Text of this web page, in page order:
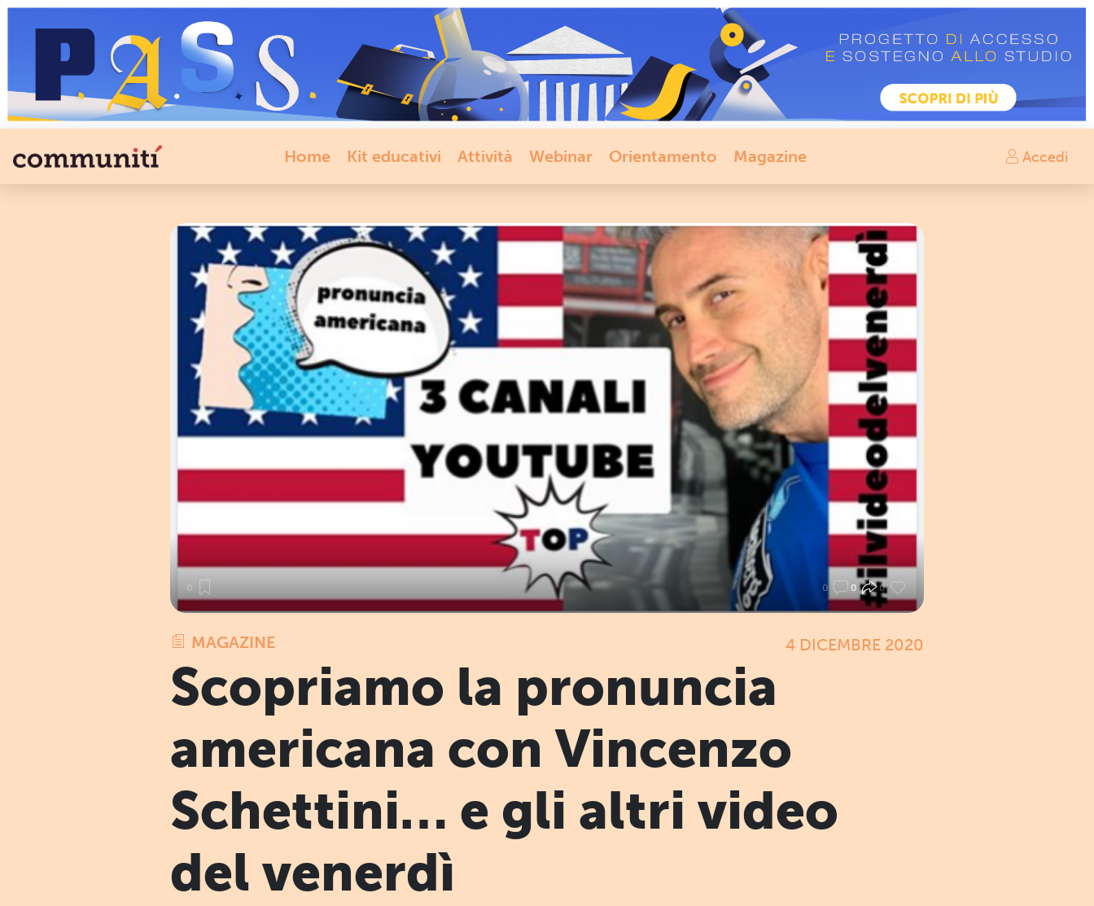
Home Kit educativi Attività Webinar Orientamento Magazine Accedi
0 0 0 0
MAGAZINE 4 DICEMBRE 2020
Scopriamo la pronuncia
americana con Vincenzo
Schettini… e gli altri video
del venerdì